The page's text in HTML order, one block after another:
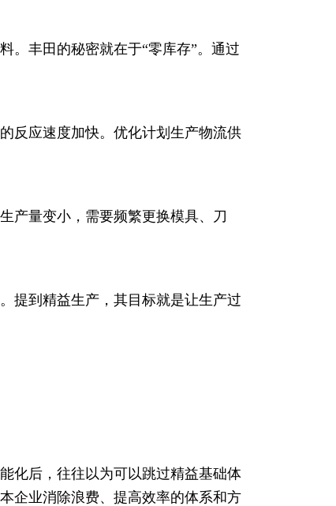
。丰田的秘密就在于“零库存”。通过
反应速度加快。优化计划生产物流供
产量变小，需要频繁更换模具、刀
提到精益生产，其目标就是让生产过
化后，往往以为可以跳过精益基础体
企业消除浪费、提高效率的体系和方